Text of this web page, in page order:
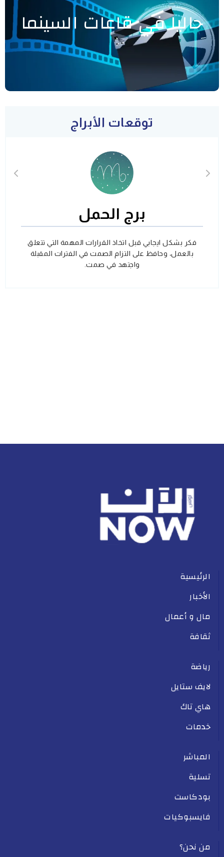
حاليا في قاعات السينما
توقعات الأبراج
برج الحمل
فكر بشكل ايجابي قبل اتخاذ القرارات المهمة التي تتعلق
بالعمل، وحافظ على التزام الصمت في الفترات المقبلة
واجتهد في صمت.
الرئيسية
الأخبار
مال و أعمال
ثقافة
رياضة
لايف ستايل
هاي تاك
خدمات
المباشر
تسلية
بودكاست
فايسبوكيات
من نحن؟